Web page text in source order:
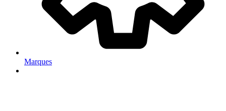
Marques